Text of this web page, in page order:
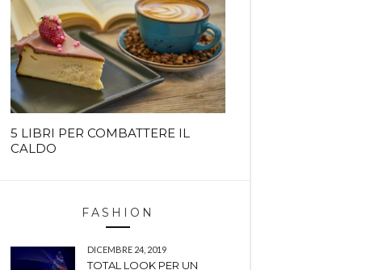
5 LIBRI PER COMBATTERE IL
CALDO
FASHION
DICEMBRE 24, 2019
TOTAL LOOK PER UN